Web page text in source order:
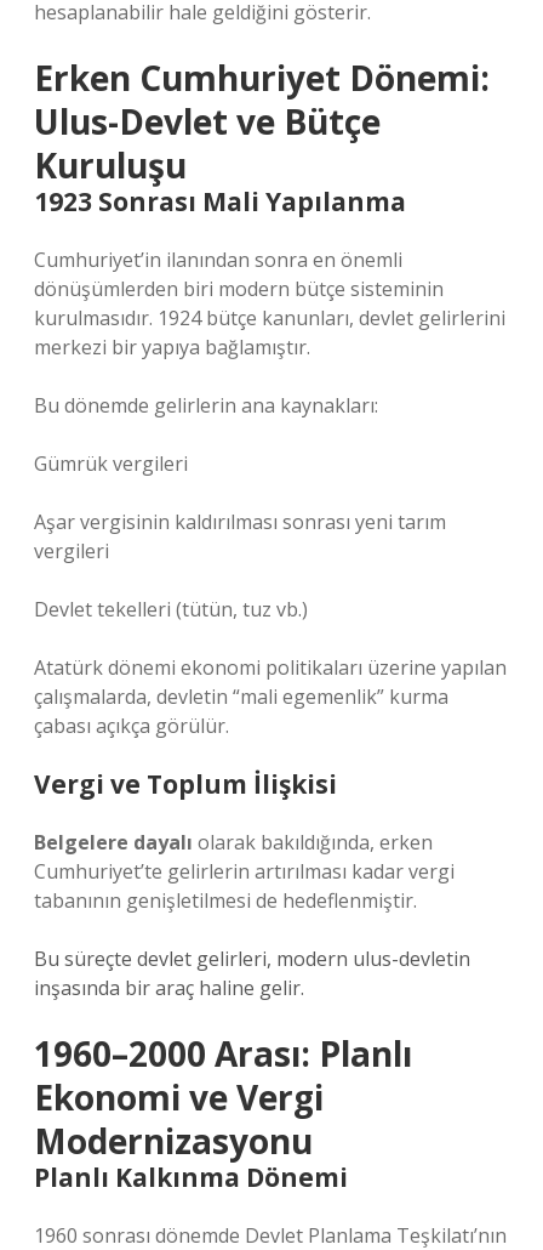
hesaplanabilir hale geldiğini gösterir.
Erken Cumhuriyet Dönemi:
Ulus-Devlet ve Bütçe
Kuruluşu
1923 Sonrası Mali Yapılanma
Cumhuriyet’in ilanından sonra en önemli
dönüşümlerden biri modern bütçe sisteminin
kurulmasıdır. 1924 bütçe kanunları, devlet gelirlerini
merkezi bir yapıya bağlamıştır.
Bu dönemde gelirlerin ana kaynakları:
Gümrük vergileri
Aşar vergisinin kaldırılması sonrası yeni tarım
vergileri
Devlet tekelleri (tütün, tuz vb.)
Atatürk dönemi ekonomi politikaları üzerine yapılan
çalışmalarda, devletin “mali egemenlik” kurma
çabası açıkça görülür.
Vergi ve Toplum İlişkisi
Belgelere dayalı olarak bakıldığında, erken
Cumhuriyet’te gelirlerin artırılması kadar vergi
tabanının genişletilmesi de hedeflenmiştir.
Bu süreçte devlet gelirleri, modern ulus-devletin
inşasında bir araç haline gelir.
1960–2000 Arası: Planlı
Ekonomi ve Vergi
Modernizasyonu
Planlı Kalkınma Dönemi
1960 sonrası dönemde Devlet Planlama Teşkilatı’nın